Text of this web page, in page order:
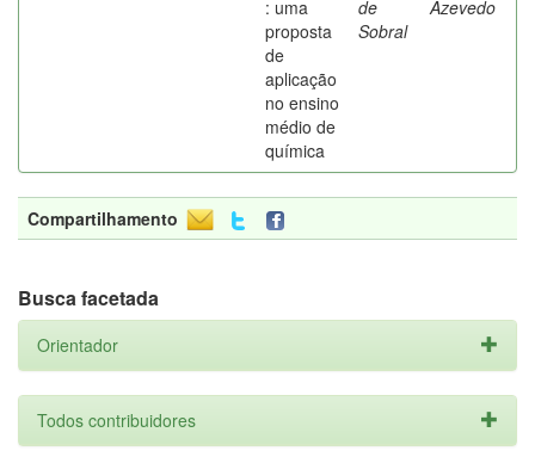
: uma
proposta
de
aplicação
no ensino
médio de
química
de
Sobral
Azevedo
Compartilhamento
Busca facetada
Orientador
Todos contribuidores